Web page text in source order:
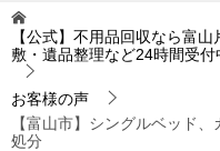
【公式】不用品回収なら富
敷・遺品整理など24時間受付
お客様の声
【富山市】シングルベッド
処分